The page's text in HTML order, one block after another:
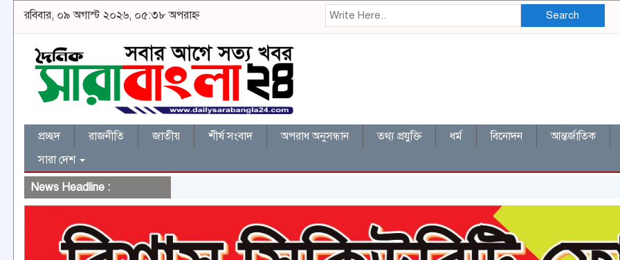
রবিবার, ০৯ অগাস্ট ২০২৬, ০৫:৩৮ অপরাহ্ন Search
প্রচ্ছদ রাজনীতি জাতীয় শীর্ষ সংবাদ অপরাধ অনুসন্ধান তথ্য প্রযুক্তি ধর্ম বিনোদন আন্তর্জাতিক
সারা দেশ
News Headline :